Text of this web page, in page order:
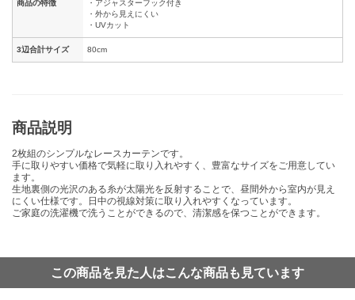
商品の特徴
・アジャスターフック付き
・外から見えにくい
・UVカット
3辺合計サイズ 80cm
商品説明
2枚組のシンプルなレースカーテンです。
手に取りやすい価格で気軽に取り入れやすく、豊富なサイズをご用意してい
ます。
生地裏側の光沢のある糸が太陽光を反射することで、昼間外から室内が見え
にくい仕様です。日中の視線対策に取り入れやすくなっています。
ご家庭の洗濯機で洗うことができるので、清潔感を保つことができます。
この商品を見た人はこんな商品も見ています